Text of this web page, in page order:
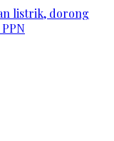
listrik, dorong